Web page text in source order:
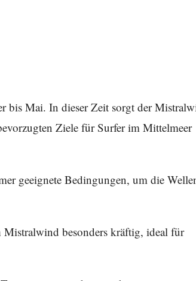
bis Mai. In dieser Zeit sorgt der
Ziele für Surfer im Mittelmeer
geeignete Bedingungen, um die
besonders kräftig, ideal für